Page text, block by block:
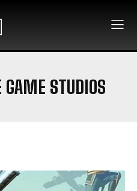
GAME STUDIOS